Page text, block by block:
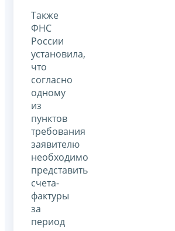
Также
ФНС
России
установила,
что
согласно
одному
из
пунктов
требования
заявителю
необходимо
представить
счета-
фактуры
за
период